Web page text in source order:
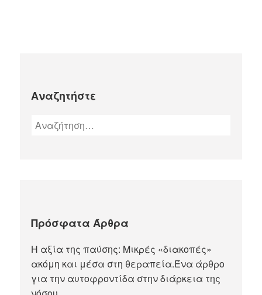
Αναζητήστε
Πρόσφατα Άρθρα
Η αξία της παύσης: Μικρές «διακοπές»
ακόμη και μέσα στη θεραπεία.Ένα άρθρο
για την αυτοφροντίδα στην διάρκεια της